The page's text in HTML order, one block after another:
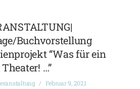
Buchvorstellung
“Was für ein
Theater! …”
Februar 9, 2021